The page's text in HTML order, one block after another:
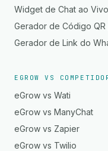
Widget de Chat ao
Gerador de Código QR
Gerador de Link do
EGROW VS
eGrow vs Wati
eGrow vs ManyChat
eGrow vs Zapier
eGrow vs Twilio